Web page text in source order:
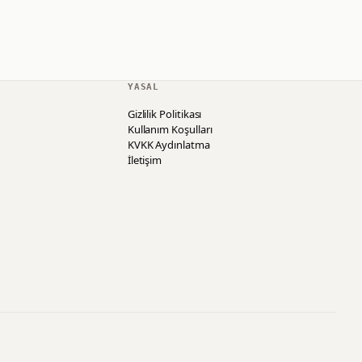
YASAL
Gizlilik Politikası
Kullanım Koşulları
KVKK Aydınlatma
İletişim